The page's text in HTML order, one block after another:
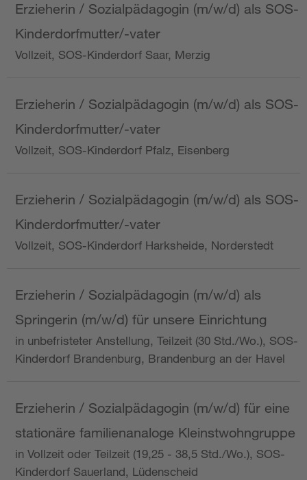
Erzieherin / Sozialpädagogin (m/w/d) als SOS-
Kinderdorfmutter/-vater
Vollzeit, SOS-Kinderdorf Saar, Merzig
Erzieherin / Sozialpädagogin (m/w/d) als SOS-
Kinderdorfmutter/-vater
Vollzeit, SOS-Kinderdorf Pfalz, Eisenberg
Erzieherin / Sozialpädagogin (m/w/d) als SOS-
Kinderdorfmutter/-vater
Vollzeit, SOS-Kinderdorf Harksheide, Norderstedt
Erzieherin / Sozialpädagogin (m/w/d) als
Springerin (m/w/d) für unsere Einrichtung
in unbefristeter Anstellung, Teilzeit (30 Std./Wo.), SOS-
Kinderdorf Brandenburg, Brandenburg an der Havel
Erzieherin / Sozialpädagogin (m/w/d) für eine
stationäre familienanaloge Kleinstwohngruppe
in Vollzeit oder Teilzeit (19,25 - 38,5 Std./Wo.), SOS-
Kinderdorf Sauerland, Lüdenscheid